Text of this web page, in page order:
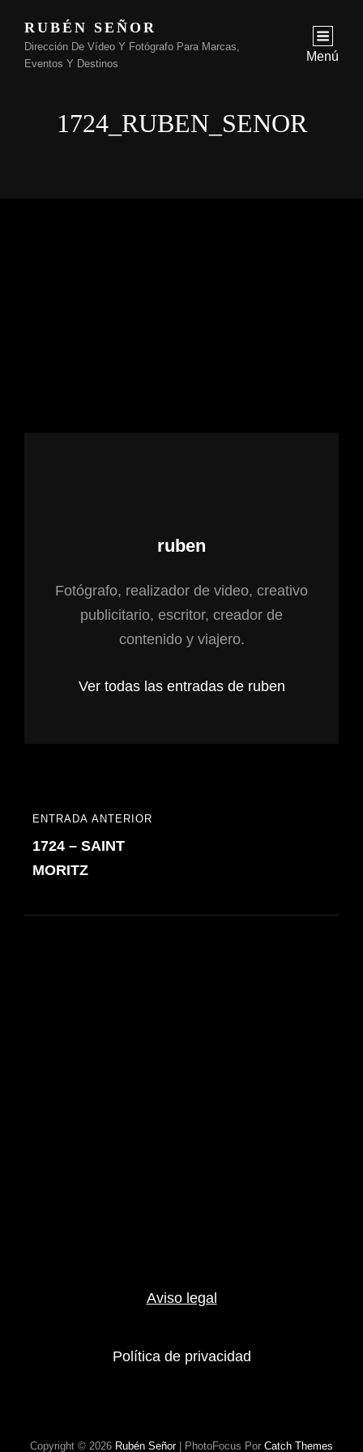
RUBÉN SEÑOR
Dirección De Vídeo Y Fotógrafo Para Marcas,
Eventos Y Destinos
Menú
1724_RUBEN_SENOR
Autor:
ruben
Fotógrafo, realizador de video, creativo
publicitario, escritor, creador de
contenido y viajero.
Ver todas las entradas de ruben
Navegación
de
entradas
ENTRADA
ANTERIOR
ENTRADA ANTERIOR
1724 – SAINT
MORITZ
Aviso legal
Política de privacidad
Copyright © 2026 Rubén Señor | PhotoFocus Por Catch Themes